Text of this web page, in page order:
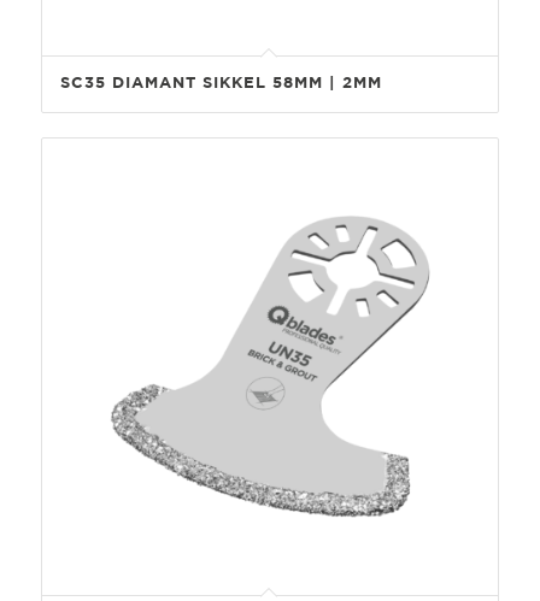
SC35 DIAMANT SIKKEL 58MM | 2MM